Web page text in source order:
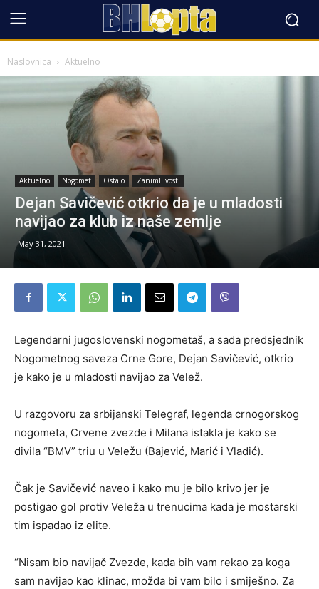
Naslovnica Aktuelno
Aktuelno Nogomet Ostalo Zanimljivosti
Dejan Savičević otkrio da je u mladosti
navijao za klub iz naše zemlje
May 31, 2021
Legendarni jugoslovenski nogometaš, a sada predsjednik
Nogometnog saveza Crne Gore, Dejan Savičević, otkrio
je kako je u mladosti navijao za Velež.
U razgovoru za srbijanski Telegraf, legenda crnogorskog
nogometa, Crvene zvezde i Milana istakla je kako se
divila “BMV” triu u Veležu (Bajević, Marić i Vladić).
Čak je Savičević naveo i kako mu je bilo krivo jer je
postigao gol protiv Veleža u trenucima kada je mostarski
tim ispadao iz elite.
“Nisam bio navijač Zvezde, kada bih vam rekao za koga
sam navijao kao klinac, možda bi vam bilo i smiješno. Za